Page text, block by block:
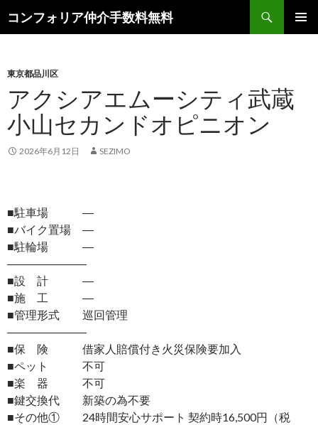
コンフォリア仲介手数料無料
索
ン
ツ
へ
ス
キ
ッ
東京都品川区
アクシアエムーシティ武蔵
小山セカンドオピニオン
2026年6月12日 SEZIMO
■駐車場 ―
■バイク置場 ―
■駐輪場 ―
―――――――
■設 計 ―
■施 工 ―
■管理形式 巡回管理
―――――――
■保 険 借家人賠償付き火災保険要加入
■ペット 不可
■楽 器 不可
■鍵交換代 新築の為不要
■その他① 24時間安心サポート 契約時16,500円（税